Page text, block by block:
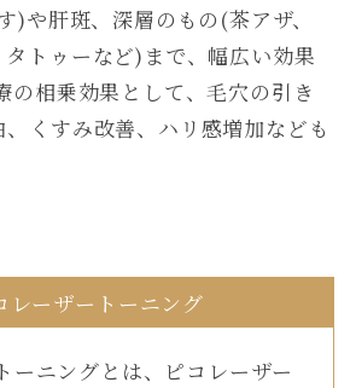
)や肝斑、深層のもの(茶アザ、
トゥーなど)まで、幅広い効果
の相乗効果として、毛穴の引き
くすみ改善、ハリ感増加なども
レーザートーニング
ーニングとは、ピコレーザー